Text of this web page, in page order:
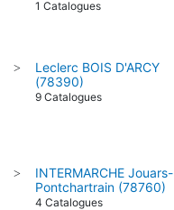
1 Catalogues
>
Leclerc BOIS D'ARCY
(78390)
9 Catalogues
>
INTERMARCHE Jouars-
Pontchartrain (78760)
4 Catalogues